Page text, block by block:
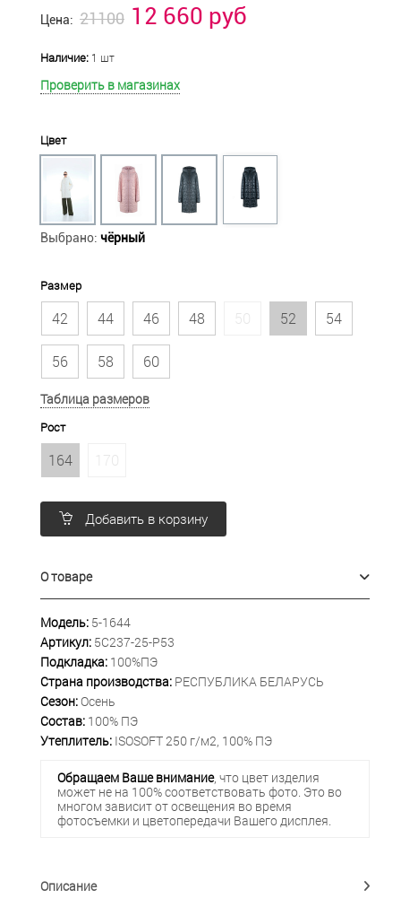
Цена: 21100 12 660 руб
Наличие: 1 шт
Проверить в магазинах
Цвет
Выбрано: чёрный
Размер
42 44 46 48 50 52 54
56 58 60
Таблица размеров
Рост
164 170
Добавить в корзину
О товаре
Модель: 5-1644
Артикул: 5С237-25-Р53
Подкладка: 100%ПЭ
Страна производства: РЕСПУБЛИКА БЕЛАРУСЬ
Сезон:Осень
Состав: 100% ПЭ
Утеплитель: ISOSOFT 250 г/м2, 100% ПЭ
Обращаем Ваше внимание, что цвет изделия
может не на 100% соответствовать фото. Это во
многом зависит от освещения во время
фотосъемки и цветопередачи Вашего дисплея.
Описание